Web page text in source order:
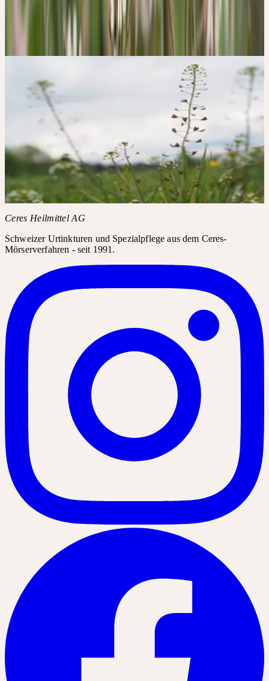
Frisch geerntet, von Hand verlesen, bei Raumtemperatur
vermörsert und über Jahre gereift. Keine Erhitzung, kein Druck —
die volle Lebenskraft der Pflanze, bewahrt.
Die 4 Säulen der Qualität
CERES AUF
INSTAGRAM
#CAPSELLA /
#CAPSELLABURSAPASTORIS
Instagram-Posts benötigen Ihre Zustimmung für Drittanbieter-
Inhalte.
Instagram laden
Ceres Heilmittel AG
Schweizer Urtinkturen und Spezialpflege aus dem Ceres-
Mörserverfahren - seit 1991.